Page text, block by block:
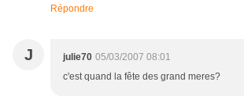
Répondre
J julie70 05/03/2007 08:01
c'est quand la fête des grand meres?